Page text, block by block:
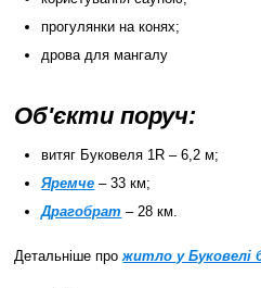
прогулянки на конях;
дрова для мангалу
Об'єкти поруч:
витяг Буковеля 1R – 6,2 м;
Яремче – 33 км;
Драгобрат – 28 км.
Детальніше прожитло у Буковелі